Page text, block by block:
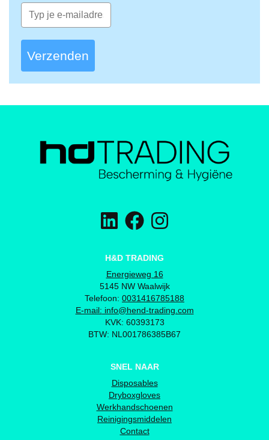
Verzenden
H&D TRADING
Energieweg 16
5145 NW Waalwijk
Telefoon: 0031416785188
E-mail: info@hend-trading.com
KVK: 60393173
BTW: NL001786385B67
SNEL NAAR
Disposables
Dryboxgloves
Werkhandschoenen
Reinigingsmiddelen
Contact